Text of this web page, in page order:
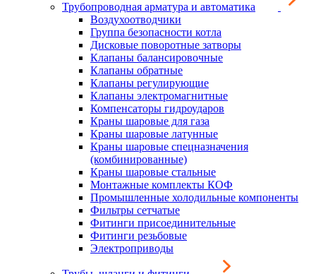
Трубопроводная арматура и автоматика
Воздухоотводчики
Группа безопасности котла
Дисковые поворотные затворы
Клапаны балансировочные
Клапаны обратные
Клапаны регулирующие
Клапаны электромагнитные
Компенсаторы гидроударов
Краны шаровые для газа
Краны шаровые латунные
Краны шаровые спецназначения
(комбинированные)
Краны шаровые стальные
Монтажные комплекты КОФ
Промышленные холодильные компоненты
Фильтры сетчатые
Фитинги присоединительные
Фитинги резьбовые
Электроприводы